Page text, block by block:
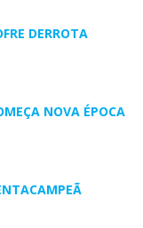
DERROTA
NOVA ÉPOCA